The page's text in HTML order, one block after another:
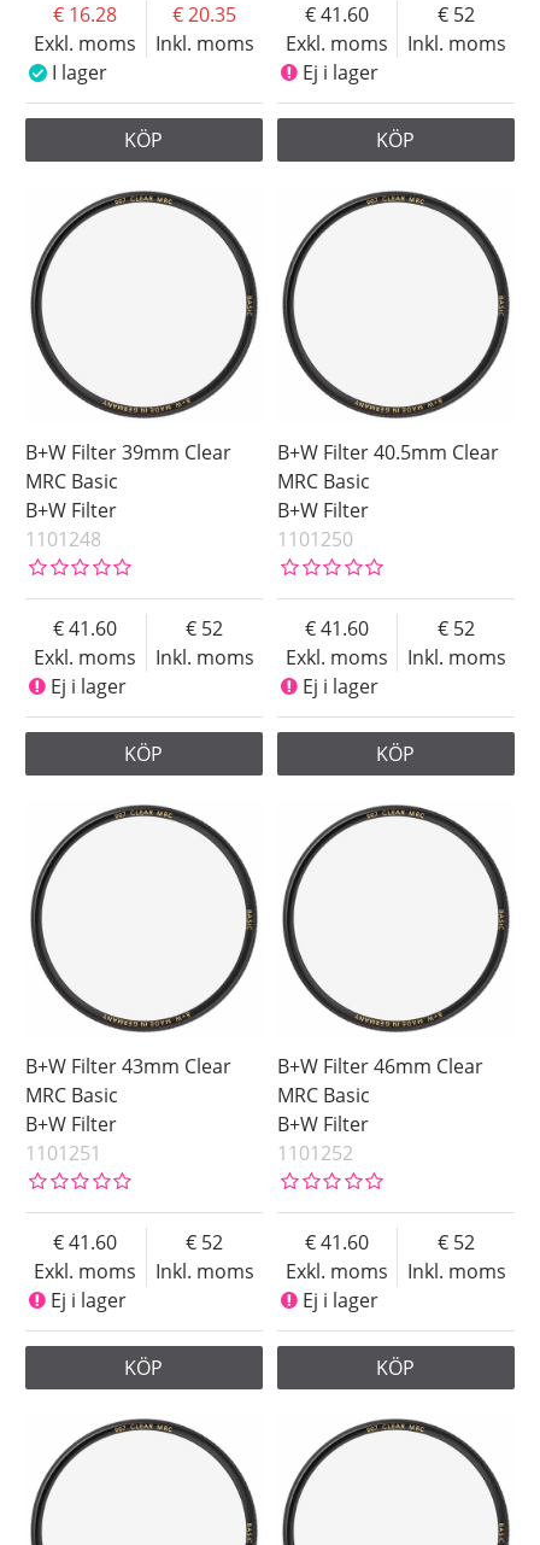
Exkl. moms
16.28
Inkl. moms
20.35
I lager
KÖP
Exkl. moms
41.60
Inkl. moms
52
Ej i lager
KÖP
B+W Filter 39mm Clear
MRC Basic
B+W Filter
1101248
Exkl. moms
41.60
Inkl. moms
52
Ej i lager
KÖP
B+W Filter 40.5mm Clear
MRC Basic
B+W Filter
1101250
Exkl. moms
41.60
Inkl. moms
52
Ej i lager
KÖP
B+W Filter 43mm Clear
MRC Basic
B+W Filter
1101251
Exkl. moms
41.60
Inkl. moms
52
Ej i lager
KÖP
B+W Filter 46mm Clear
MRC Basic
B+W Filter
1101252
Exkl. moms
41.60
Inkl. moms
52
Ej i lager
KÖP